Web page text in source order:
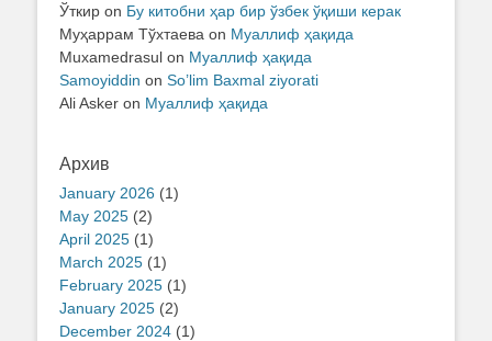
Ўткир on Бу китобни ҳар бир ўзбек ўқиши керак
Муҳаррам Тўхтаева on Муаллиф ҳақида
Muxamedrasul on Муаллиф ҳақида
Samoyiddin on So’lim Baxmal ziyorati
Ali Asker on Муаллиф ҳақида
Архив
January 2026 (1)
May 2025 (2)
April 2025 (1)
March 2025 (1)
February 2025 (1)
January 2025 (2)
December 2024 (1)